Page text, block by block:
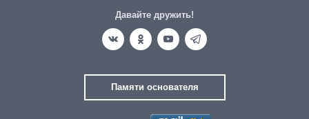
Давайте дружить!
Памяти основателя